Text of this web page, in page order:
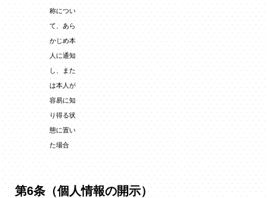
称につい
て、あら
かじめ本
人に通知
し、また
は本人が
容易に知
り得る状
態に置い
た場合
第6条（個人情報の開示）